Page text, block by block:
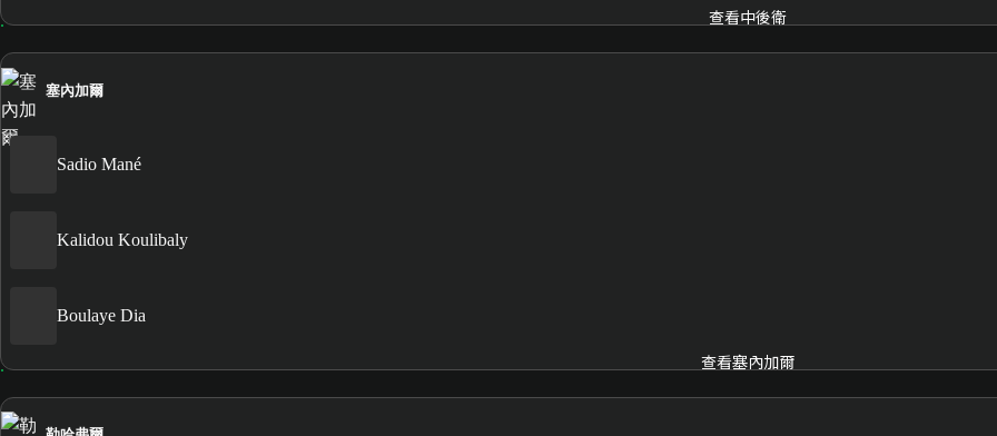
查看中後衛
塞內加爾
Sadio Mané
Kalidou Koulibaly
Boulaye Dia
查看塞內加爾